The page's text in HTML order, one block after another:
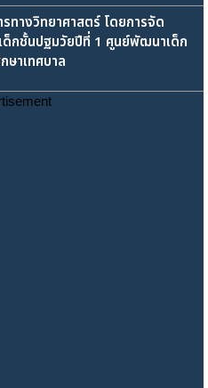
ทางวิทยาศาสตร์ โดยการจัด
ด็กชั้นปฐมวัยปีที่ 1 ศูนย์พัฒนาเด็ก
ษาเทศบาล